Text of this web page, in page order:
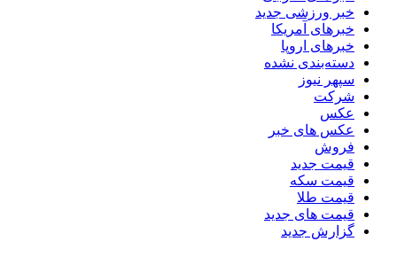
خبر ورزشی جدید
خبرهای آمریکا
خبرهای اروپا
دسته‌بندی نشده
سپهر نیوز
شرکت
عکس
عکس های خبر
فروش
قیمت جدید
قیمت سکه
قیمت طلا
قیمت های جدید
گزارش جدید